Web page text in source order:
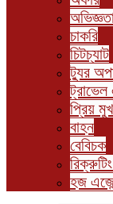
চাকরি
চিটচ্যাট
ট্যুর
ট্রাভেল
প্রিয় মুখ
বাহন
বেবিচক
হজ